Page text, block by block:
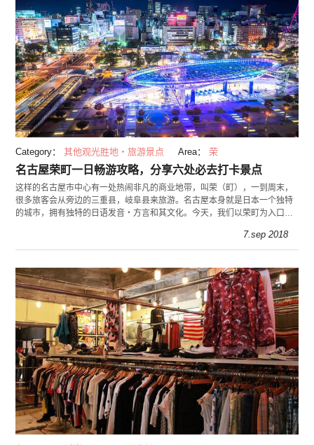
Category： 其他观光胜地・旅游景点 Area： 荣
名古屋荣町一日畅游攻略，分享六处必去打卡景点
这样的名古屋市中心有一处热闹非凡的商业地带，叫荣（町），一到周末，
很多旅客会从旁边的三重县，岐阜县来旅游。名古屋本身就是日本一个独特
的城市，拥有独特的日语发音・方言和其文化。今天，我们以荣町为入口，
7.sep 2018